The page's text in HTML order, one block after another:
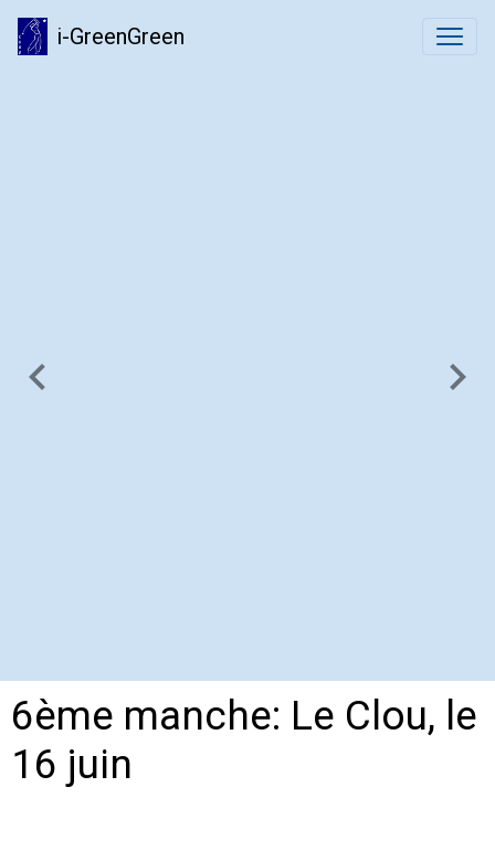
i-GreenGreen
6ème manche: Le Clou, le
16 juin